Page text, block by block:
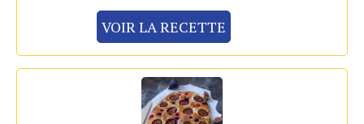
VOIR LA RECETTE